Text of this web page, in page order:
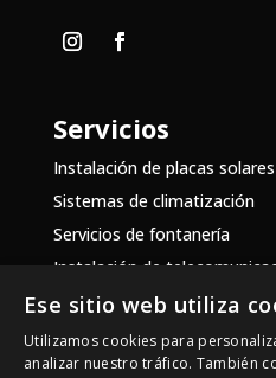
Servicios
Instalación de placas solares
Sistemas de climatización
Servicios de fontanería
Instalación de
Localización
Ese sitio web utiliza
Utilizamos cookies para
analizar nuestro tráfico. También